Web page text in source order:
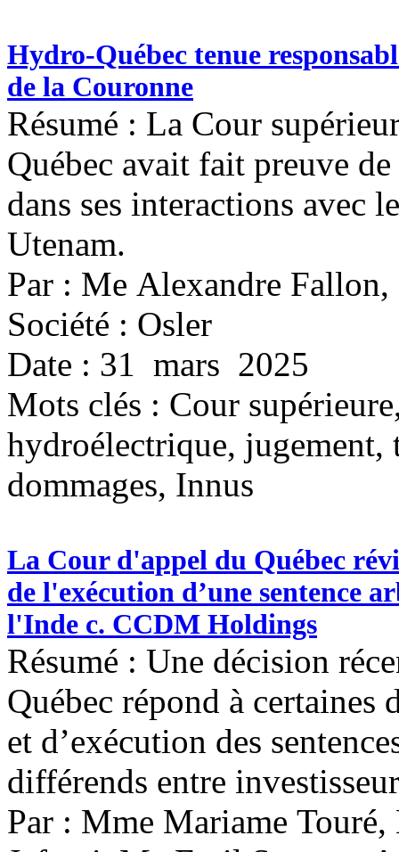
Hydro-Québec tenue
de la Couronne
Résumé : La Cour
Québec avait fait preuve
dans ses interactions avec
Utenam.
Par : Me Alexandre Fallon,
Société : Osler
Date : 31 mars 2025
Mots clés : Cour
hydroélectrique,
dommages, Innus
La Cour d'appel du Québec
de l'exécution d’une sentence
l'Inde c. CCDM Holdings
Résumé : Une décision
Québec répond à certaines
et d’exécution des
différends entre
Par : Mme Mariame